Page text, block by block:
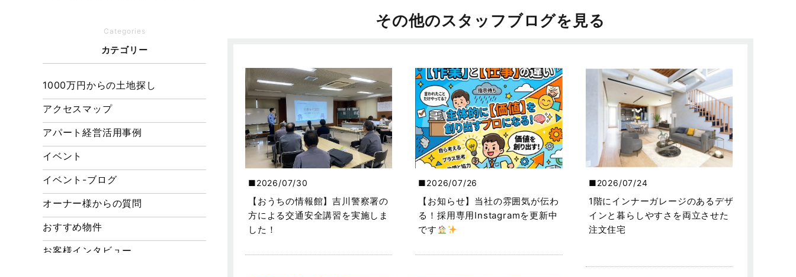
その他のスタッフブログを見る
2026/07/30
【おうちの情報館】吉川警察署の
方による交通安全講習を実施しま
した！
2026/07/26
【お知らせ】当社の雰囲気が伝わ
る！採用専用Instagramを更新中
です
2026/07/24
1階にインナーガレージのあるデザ
インと暮らしやすさを両立させた
注文住宅
【埼玉県経営品質知事賞】大野知事
へ受賞のご報告と表敬訪問を行いま
Categories
カテゴリー
1000万円からの土地探し
アクセスマップ
アパート経営活用事例
イベント
イベント-ブログ
オーナー様からの質問
おすすめ物件
お客様インタビュー